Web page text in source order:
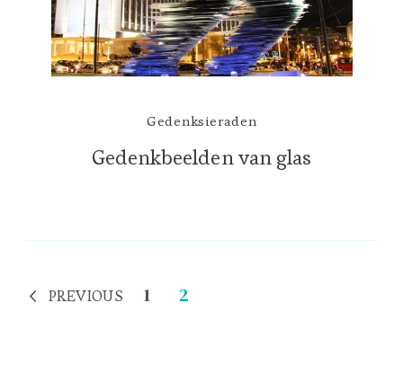
Gedenksieraden
Gedenkbeelden van glas
Berichten
PREVIOUS Page
1 Page
2